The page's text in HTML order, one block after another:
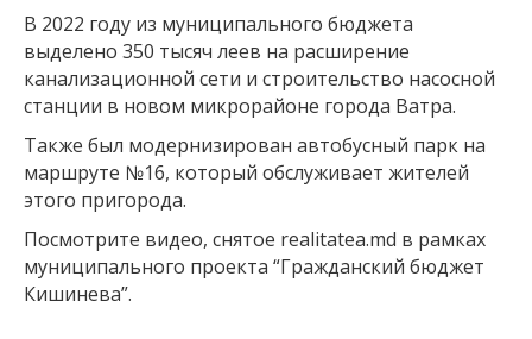
В 2022 году из муниципального бюджета
выделено 350 тысяч леев на расширение
канализационной сети и строительство насосной
станции в новом микрорайоне города Ватра.
Также был модернизирован автобусный парк на
маршруте №16, который обслуживает жителей
этого пригорода.
Посмотрите видео, снятое realitatea.md в рамках
муниципального проекта “Гражданский бюджет
Кишинева”.